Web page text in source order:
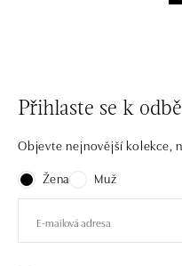
Přihlaste se k
Objevte nejnovější kolekce,
Žena
Muž